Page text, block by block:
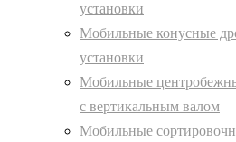
установки
Мобильные конусные
установки
Мобильные
с вертикальным валом
Мобильные